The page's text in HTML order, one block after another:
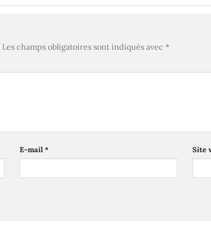
Les champs obligatoires sont indiqués avec *
E-mail* Site